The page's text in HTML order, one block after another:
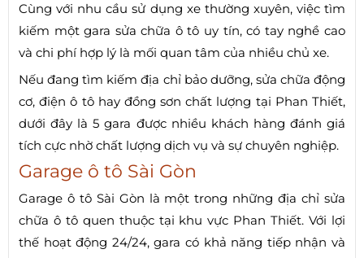
Cùng với nhu cầu sử dụng xe thường xuyên, việc tìm
kiếm một gara sửa chữa ô tô uy tín, có tay nghề cao
và chi phí hợp lý là mối quan tâm của nhiều chủ xe.
Nếu đang tìm kiếm địa chỉ bảo dưỡng, sửa chữa động
cơ, điện ô tô hay đồng sơn chất lượng tại Phan Thiết,
dưới đây là 5 gara được nhiều khách hàng đánh giá
tích cực nhờ chất lượng dịch vụ và sự chuyên nghiệp.
Garage ô tô Sài Gòn
Garage ô tô Sài Gòn là một trong những địa chỉ sửa
chữa ô tô quen thuộc tại khu vực Phan Thiết. Với lợi
thế hoạt động 24/24, gara có khả năng tiếp nhận và